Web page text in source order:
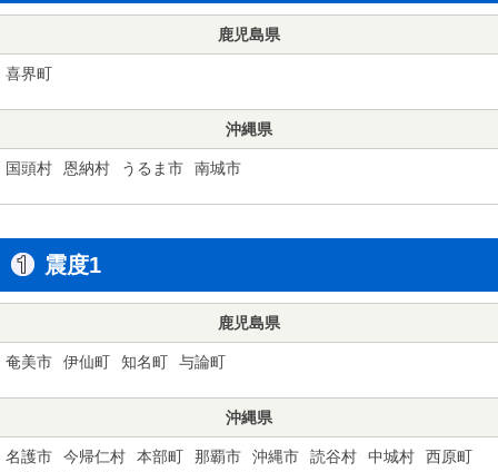
鹿児島県
喜界町
沖縄県
国頭村 恩納村 うるま市 南城市
震度1
鹿児島県
奄美市 伊仙町 知名町 与論町
沖縄県
名護市 今帰仁村 本部町 那覇市 沖縄市 読谷村 中城村
西原町